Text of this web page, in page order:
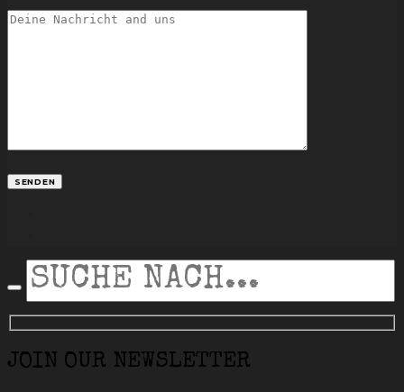
JOIN OUR NEWSLETTER